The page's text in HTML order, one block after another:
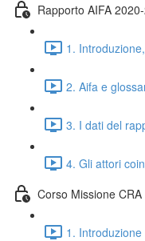
Rapporto AIFA
1.
2. Aifa e
3. I dati del
4. Gli attori
Corso Missione CRA
1.